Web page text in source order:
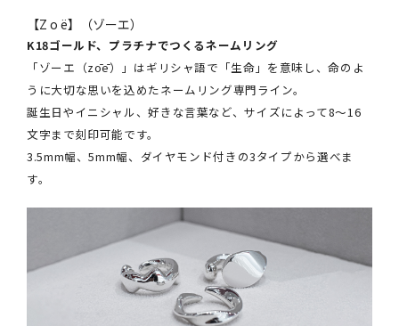
【Z o ë】（ゾーエ）
K18ゴールド、プラチナでつくるネームリング
「ゾーエ（zōē）」はギリシャ語で「生命」を意味し、命のよ
うに大切な思いを込めたネームリング専門ライン。
誕生日やイニシャル、好きな言葉など、サイズによって8～16
文字まで刻印可能です。
3.5mm幅、5mm幅、ダイヤモンド付きの3タイプから選べま
す。